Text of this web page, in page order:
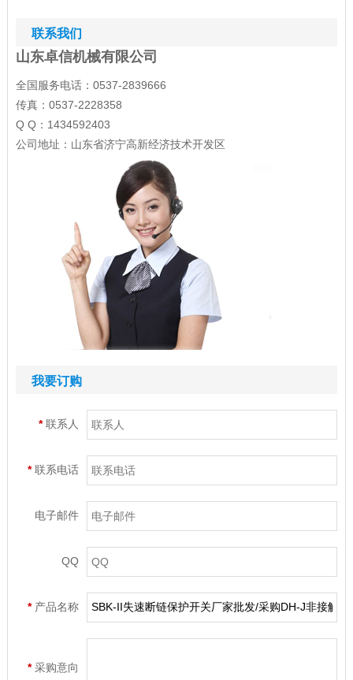
联系我们
山东卓信机械有限公司
全国服务电话：0537-2839666
传真：0537-2228358
Q Q：1434592403
公司地址：山东省济宁高新经济技术开发区
我要订购
*联系人
*联系电话
电子邮件
QQ
* 产品名称
*采购意向